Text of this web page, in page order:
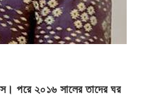
পরে ২০১৬ সালের তাদের ঘর